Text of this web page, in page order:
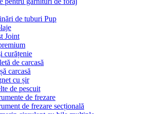
de tuburi Pup
Joint
curățenie
de carcasă
carcasă
cu șir
de pescuit
de frezare
de frezare secțională